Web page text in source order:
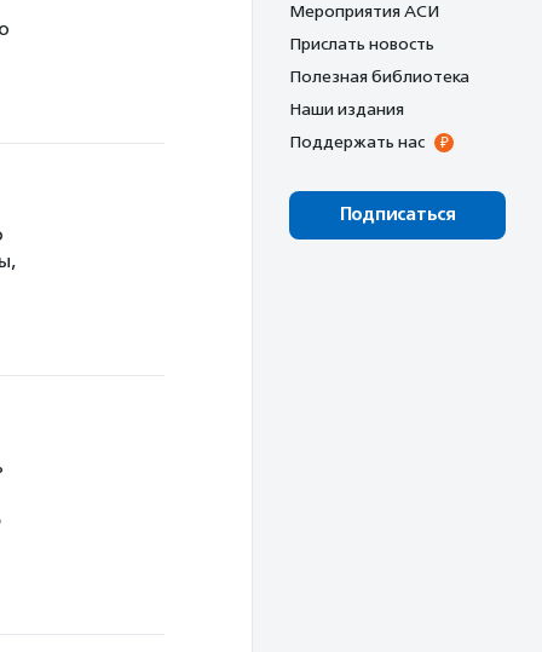
Мероприятия АСИ
Прислать новость
Полезная библиотека
Наши издания
Поддержать нас
Подписаться